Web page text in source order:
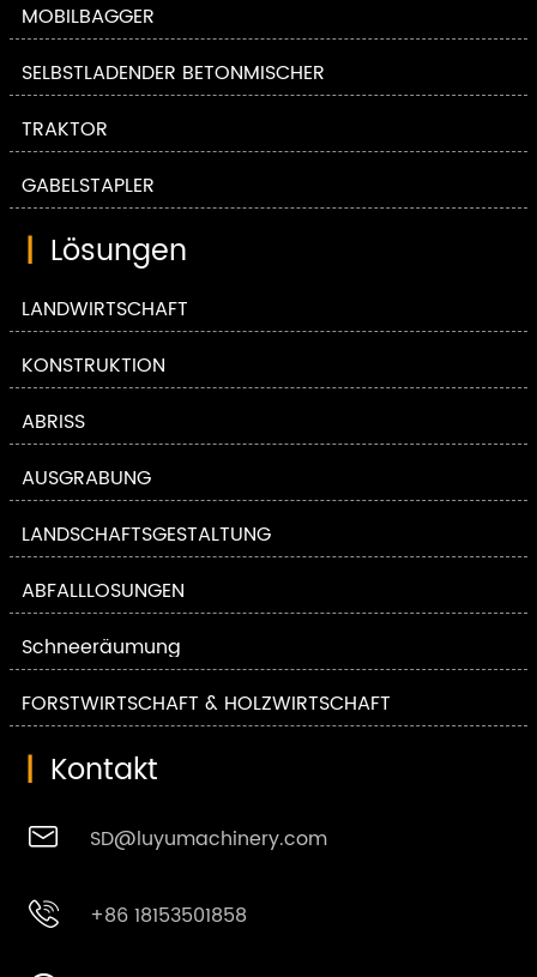
MOBILBAGGER
SELBSTLADENDER BETONMISCHER
TRAKTOR
GABELSTAPLER
| Lösungen
LANDWIRTSCHAFT
KONSTRUKTION
ABRISS
AUSGRABUNG
LANDSCHAFTSGESTALTUNG
ABFALLLÖSUNGEN
Schneeräumung
FORSTWIRTSCHAFT & HOLZWIRTSCHAFT
| Kontakt
 SD@luyumachinery.com
 +86 18153501858